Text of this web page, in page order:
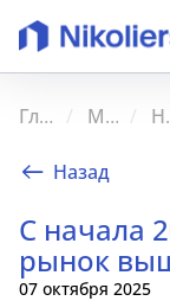
Главная Медиа
Назад
С начала
рынок
07 октября 2025